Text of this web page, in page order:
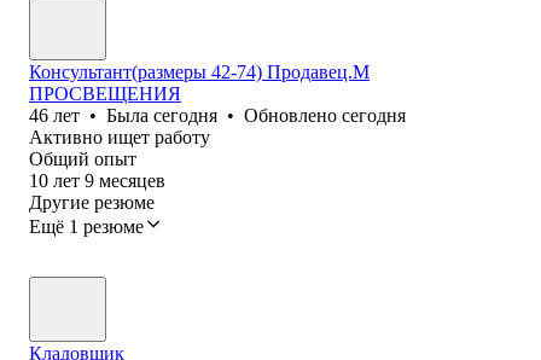
Консультант(размеры 42-74) Продавец.М
ПРОСВЕЩЕНИЯ
46 лет • Была сегодня • Обновлено сегодня
Активно ищет работу
Общий опыт
10 лет 9 месяцев
Другие резюме
Ещё 1 резюме
Кладовщик